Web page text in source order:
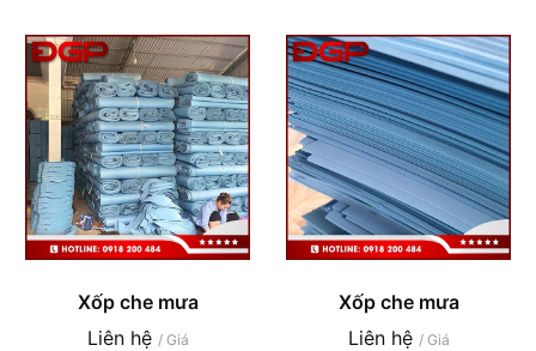
Xốp che mưa
Liên hệ / Giá
Xốp che mưa
Liên hệ / Giá